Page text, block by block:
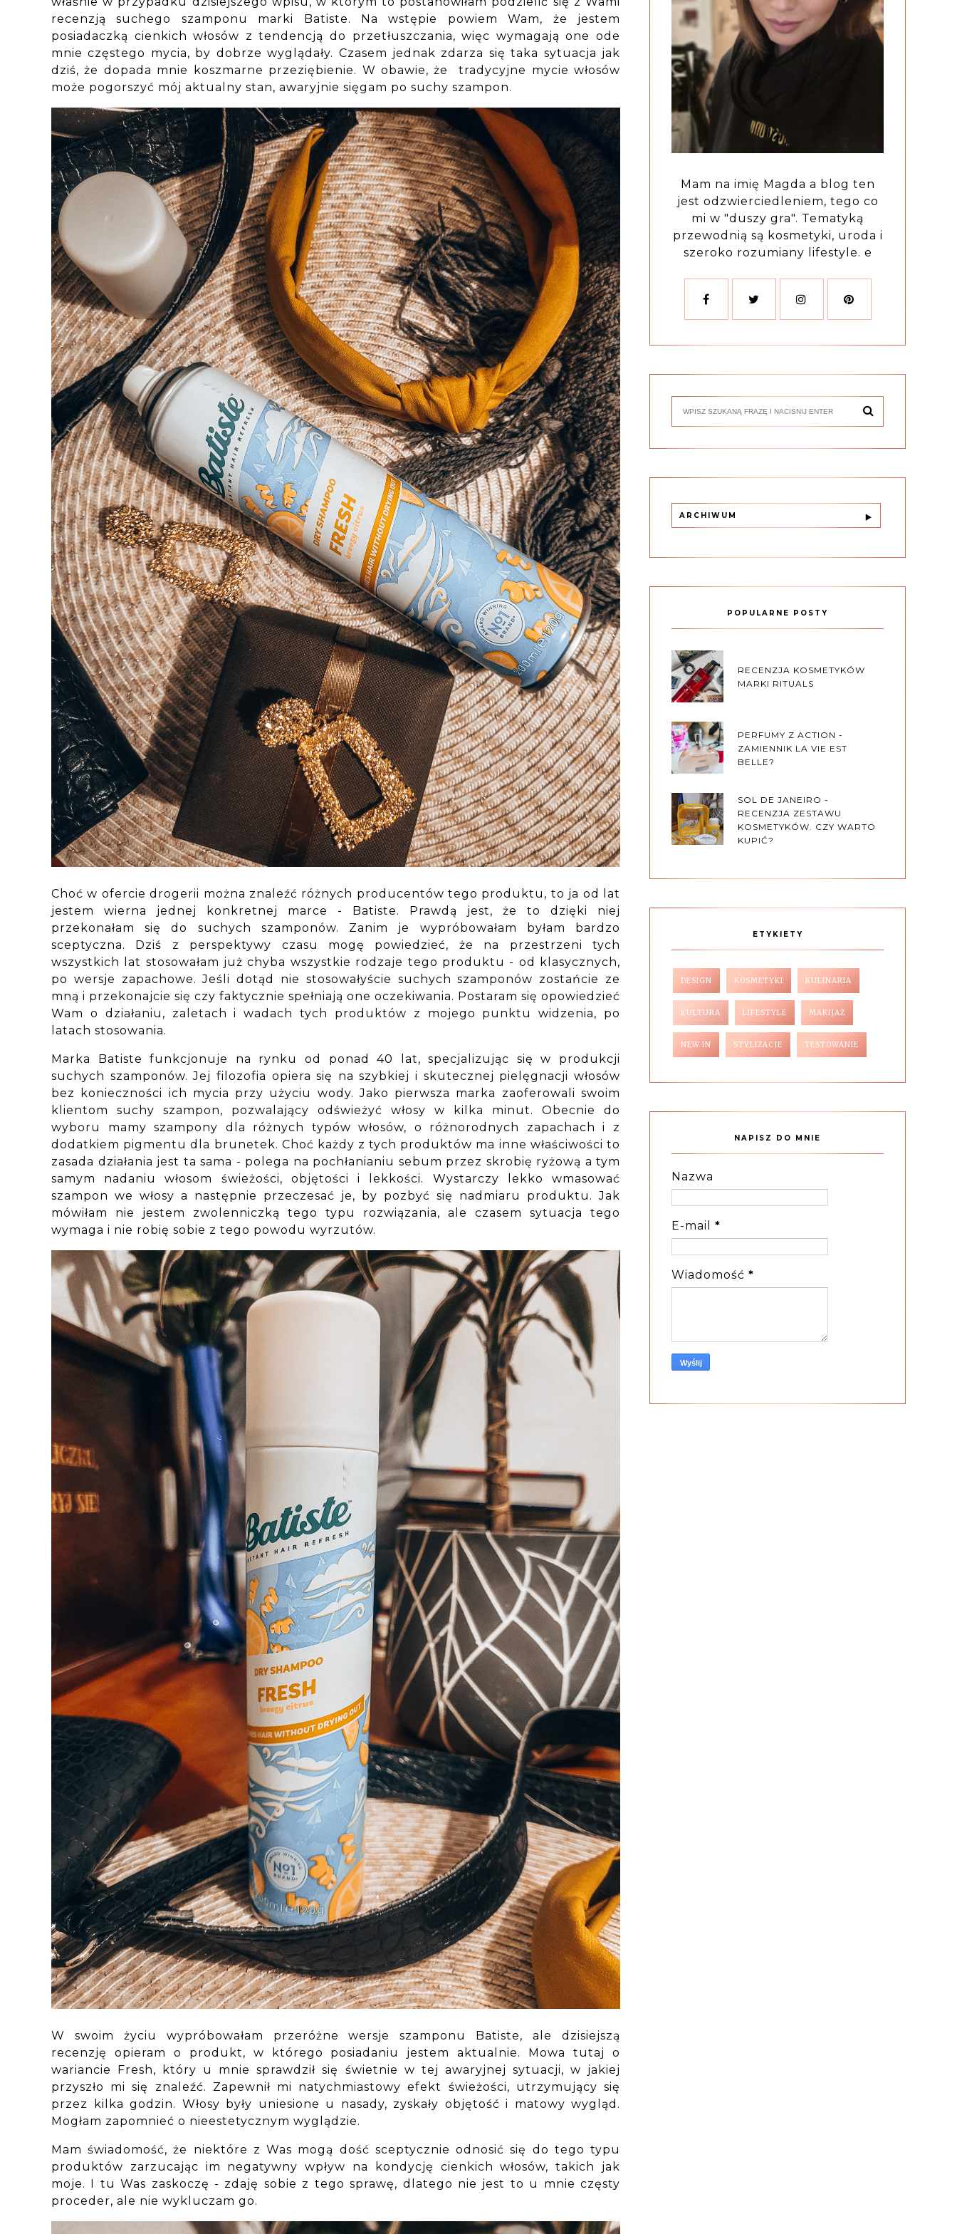
recenzją suchego szamponu marki Batiste. Na wstępie powiem Wam, że jestem
posiadaczką cienkich włosów z tendencją do przetłuszczania, więc wymagają one ode
mnie częstego mycia, by dobrze wyglądały. Czasem jednak zdarza się taka sytuacja jak
dziś, że dopada mnie koszmarne przeziębienie. W obawie, że tradycyjne mycie włosów
może pogorszyć mój aktualny stan, awaryjnie sięgam po suchy szampon.
Choć w ofercie drogerii można znaleźć różnych producentów tego produktu, to ja od lat
jestem wierna jednej konkretnej marce - Batiste. Prawdą jest, że to dzięki niej
przekonałam się do suchych szamponów. Zanim je wypróbowałam byłam bardzo
sceptyczna. Dziś z perspektywy czasu mogę powiedzieć, że na przestrzeni tych
wszystkich lat stosowałam już chyba wszystkie rodzaje tego produktu - od klasycznych,
po wersje zapachowe. Jeśli dotąd nie stosowałyście suchych szamponów zostańcie ze
mną i przekonajcie się czy faktycznie spełniają one oczekiwania. Postaram się opowiedzieć
Wam o działaniu, zaletach i wadach tych produktów z mojego punktu widzenia, po
latach stosowania.
Marka Batiste funkcjonuje na rynku od ponad 40 lat, specjalizując się w produkcji
suchych szamponów. Jej filozofia opiera się na szybkiej i skutecznej pielęgnacji włosów
bez konieczności ich mycia przy użyciu wody. Jako pierwsza marka zaoferowali swoim
klientom suchy szampon, pozwalający odświeżyć włosy w kilka minut. Obecnie do
wyboru mamy szampony dla różnych typów włosów, o różnorodnych zapachach i z
dodatkiem pigmentu dla brunetek. Choć każdy z tych produktów ma inne właściwości to
zasada działania jest ta sama - polega na pochłanianiu sebum przez skrobię ryżową a tym
samym nadaniu włosom świeżości, objętości i lekkości. Wystarczy lekko wmasować
szampon we włosy a następnie przeczesać je, by pozbyć się nadmiaru produktu. Jak
mówiłam nie jestem zwolenniczką tego typu rozwiązania, ale czasem sytuacja tego
wymaga i nie robię sobie z tego powodu wyrzutów.
W swoim życiu wypróbowałam przeróżne wersje szamponu Batiste, ale dzisiejszą
recenzję opieram o produkt, w którego posiadaniu jestem aktualnie. Mowa tutaj o
wariancie Fresh, który u mnie sprawdził się świetnie w tej awaryjnej sytuacji, w jakiej
przyszło mi się znaleźć. Zapewnił mi natychmiastowy efekt świeżości, utrzymujący się
przez kilka godzin. Włosy były uniesione u nasady, zyskały objętość i matowy wygląd.
Mogłam zapomnieć o nieestetycznym wyglądzie.
Mam świadomość, że niektóre z Was mogą dość sceptycznie odnosić się do tego typu
produktów zarzucając im negatywny wpływ na kondycję cienkich włosów, takich jak
moje. I tu Was zaskoczę - zdaję sobie z tego sprawę, dlatego nie jest to u mnie częsty
proceder, ale nie wykluczam go.
Mam na imię Magda a blog ten
jest odzwierciedleniem, tego co
mi w "duszy gra". Tematyką
przewodnią są kosmetyki, uroda i
szeroko rozumiany lifestyle. e
ARCHIWUM
POPULARNE POSTY
RECENZJA KOSMETYKÓW
MARKI RITUALS
PERFUMY Z ACTION -
ZAMIENNIK LA VIE EST
BELLE?
SOL DE JANEIRO -
RECENZJA ZESTAWU
KOSMETYKÓW. CZY WARTO
KUPIĆ?
ETYKIETY
DESIGN KOSMETYKI KULINARIA
KULTURA LIFESTYLE MAKIJAŻ
NEW IN STYLIZACJE TESTOWANIE
NAPISZ DO MNIE
Nazwa
E-mail *
Wiadomość *